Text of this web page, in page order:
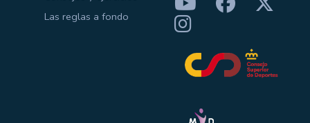
Las reglas a fondo